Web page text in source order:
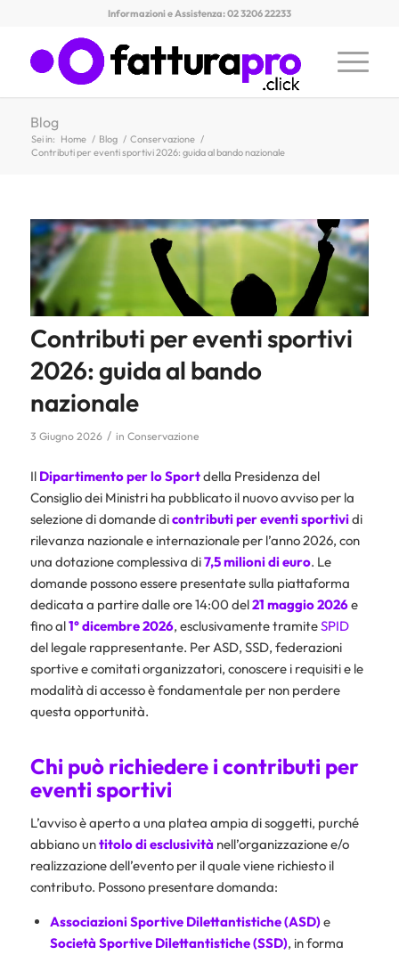
Informazioni e Assistenza: 02 3206 22233
Blog
Sei in: Home / Blog / Conservazione /
Contributi per eventi sportivi 2026: guida al bando nazionale
Contributi per eventi sportivi
2026: guida al bando
nazionale
3 Giugno 2026 / in Conservazione
Il Dipartimento per lo Sportdella Presidenza del
Consiglio dei Ministri ha pubblicato il nuovo avviso per la
selezione di domande dicontributi per eventi sportividi
rilevanza nazionale e internazionale per l’anno 2026, con
una dotazione complessiva di7,5 milioni di euro. Le
domande possono essere presentate sulla piattaforma
dedicata a partire dalle ore 14:00 del21 maggio 2026e
fino al1° dicembre 2026, esclusivamente tramiteSPID
del legale rappresentante. Per ASD, SSD, federazioni
sportive e comitati organizzatori, conoscere i requisiti e le
modalità di accesso è fondamentale per non perdere
questa opportunità.
Chi può richiedere i contributi per
eventi sportivi
L’avviso è aperto a una platea ampia di soggetti, purché
abbiano untitolo di esclusivitànell’organizzazione e/o
realizzazione dell’evento per il quale viene richiesto il
contributo. Possono presentare domanda:
Associazioni Sportive Dilettantistiche (ASD)e
Società Sportive Dilettantistiche (SSD), in forma